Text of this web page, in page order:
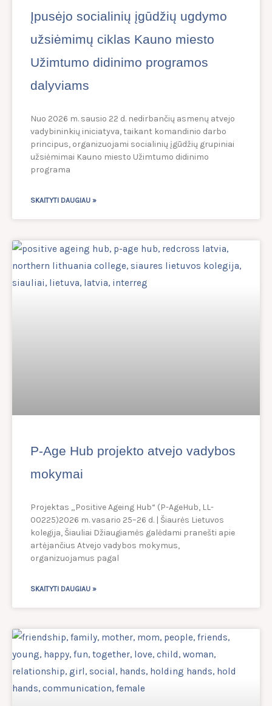
Įpusėjo socialinių įgūdžių ugdymo
užsiėmimų ciklas Kauno miesto
Užimtumo didinimo programos
dalyviams
Nuo 2026 m. sausio 22 d. nedirbančių asmenų atvejo
vadybininkių iniciatyva, taikant komandinio darbo
principus, organizuojami socialinių įgūdžių grupiniai
užsiėmimai Kauno miesto Užimtumo didinimo
programa
SKAITYTI DAUGIAU »
P-Age Hub projekto atvejo vadybos
mokymai
Projektas „Positive Ageing Hub“ (P-AgeHub, LL-
00225)2026 m. vasario 25–26 d. | Šiaurės Lietuvos
kolegija, Šiauliai Džiaugiamės galėdami pranešti apie
artėjančius Atvejo vadybos mokymus,
organizuojamus pagal
SKAITYTI DAUGIAU »